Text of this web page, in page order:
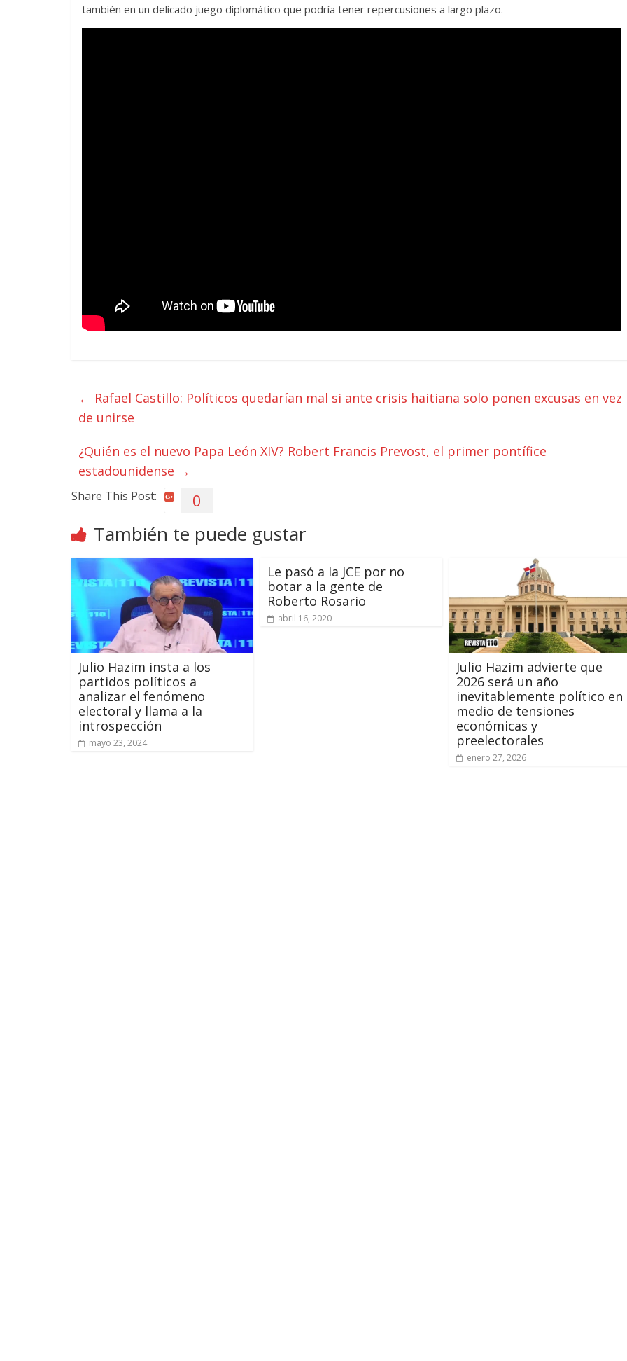
también en un delicado juego diplomático que podría tener repercusiones a largo plazo.
← Rafael Castillo: Políticos quedarían mal si ante crisis haitiana solo ponen excusas en vez
de unirse
¿Quién es el nuevo Papa León XIV? Robert Francis Prevost, el primer pontífice
estadounidense →
Share This Post: 0
También te puede gustar
Julio Hazim insta a los
partidos políticos a
analizar el fenómeno
electoral y llama a la
introspección
mayo 23, 2024
Le pasó a la JCE por no
botar a la gente de
Roberto Rosario
abril 16, 2020
Julio Hazim advierte que
2026 será un año
inevitablemente político en
medio de tensiones
económicas y
preelectorales
enero 27, 2026